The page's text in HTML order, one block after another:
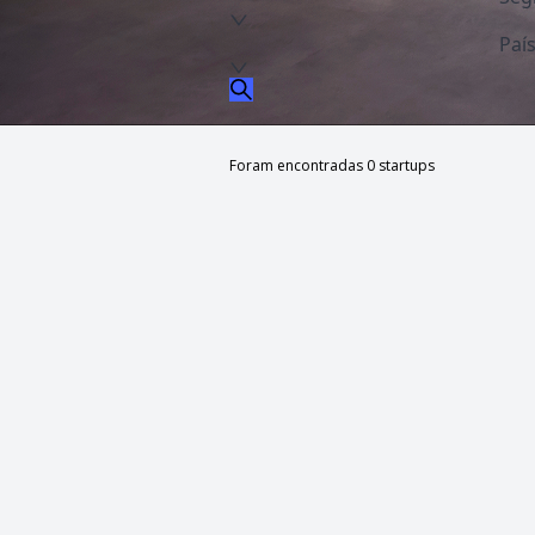
País
Foram encontradas 0 startups